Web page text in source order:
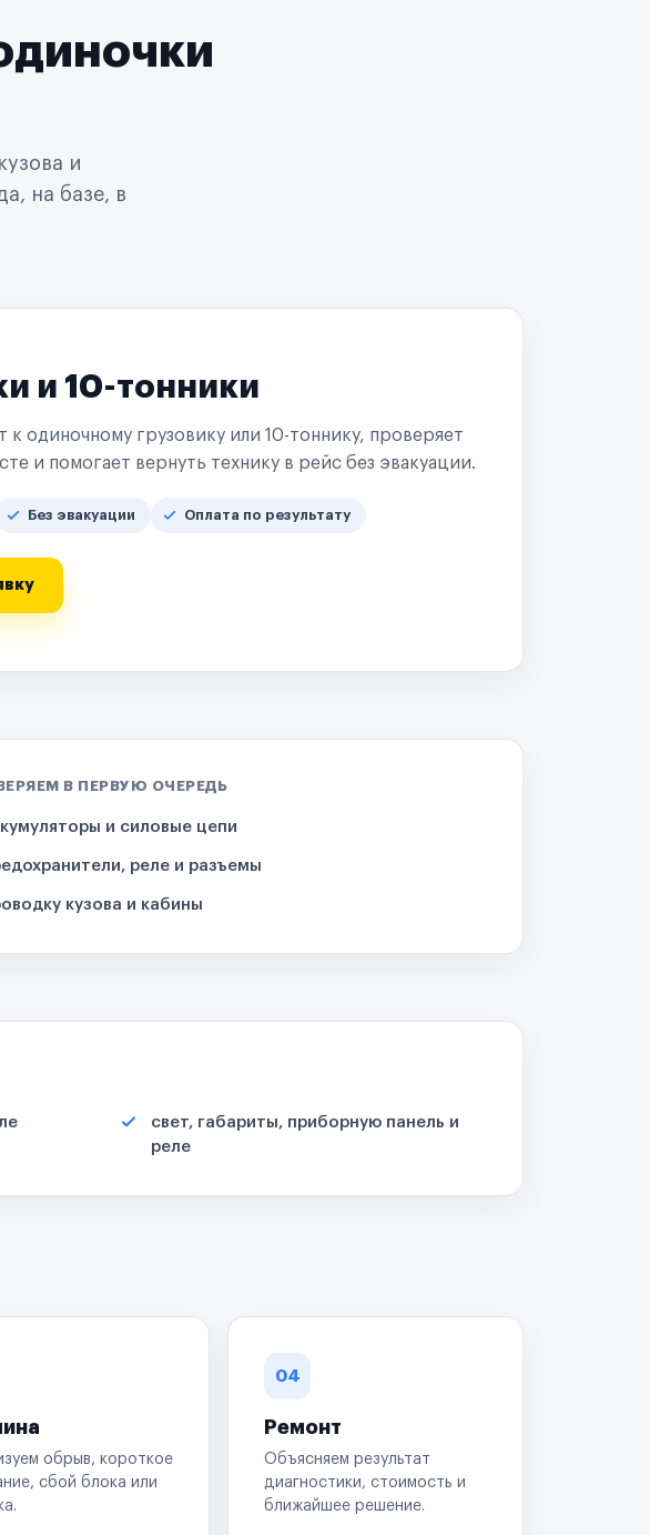
и
на базе, в
и 10-тонники
к одиночному грузовику или 10-тоннику, проверяет
и помогает вернуть технику в рейс без эвакуации.
Без эвакуации Оплата по результату
В ПЕРВУЮ ОЧЕРЕДЬ
и силовые цепи
реле и разъемы
кузова и кабины
свет, габариты, приборную панель и
реле
обрыв, короткое
сбой блока или
04
Ремонт
Объясняем результат
диагностики, стоимость и
ближайшее решение.